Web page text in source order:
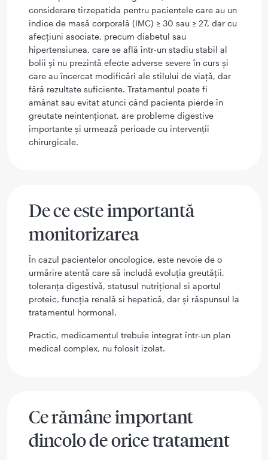
considerare tirzepatida pentru pacientele care au un
indice de masă corporală (IMC) ≥ 30 sau ≥ 27, dar cu
afecțiuni asociate, precum diabetul sau
hipertensiunea, care se află într-un stadiu stabil al
bolii și nu prezintă efecte adverse severe în curs și
care au încercat modificări ale stilului de viață, dar
fără rezultate suficiente. Tratamentul poate fi
amânat sau evitat atunci când pacienta pierde în
greutate neintenționat, are probleme digestive
importante și urmează perioade cu intervenții
chirurgicale.
De ce este importantă
monitorizarea
În cazul pacientelor oncologice, este nevoie de o
urmărire atentă care să includă evoluția greutății,
toleranța digestivă, statusul nutrițional si aportul
proteic, funcția renală si hepatică, dar și răspunsul la
tratamentul hormonal.
Practic, medicamentul trebuie integrat într-un plan
medical complex, nu folosit izolat.
Ce rămâne important
dincolo de orice tratament